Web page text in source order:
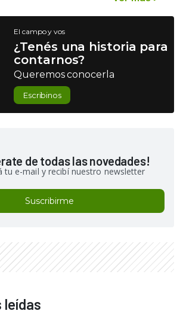
El campo y vos
¿Tenés una historia para
contarnos?
Queremos conocerla
Escribinos
de todas las novedades!
tu e-mail y recibí nuestro newsletter
Suscribirme
leídas